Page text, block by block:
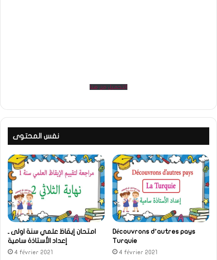
التحميل من هنا
نفس المحتوى
امتحان إيقاظ علمي سنة اولى ـ
إعداد الأستاذة سامية
4 février 2021
Découvrons d’autres pays
Turquie
4 février 2021